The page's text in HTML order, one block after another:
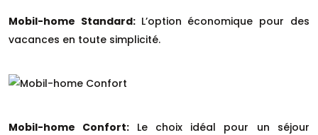
Mobil-home Standard: L’option économique pour des
vacances en toute simplicité.
Mobil-home Confort: Le choix idéal pour un séjour